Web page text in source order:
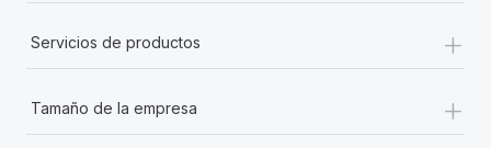
Servicios de productos +
Tamaño de la empresa +